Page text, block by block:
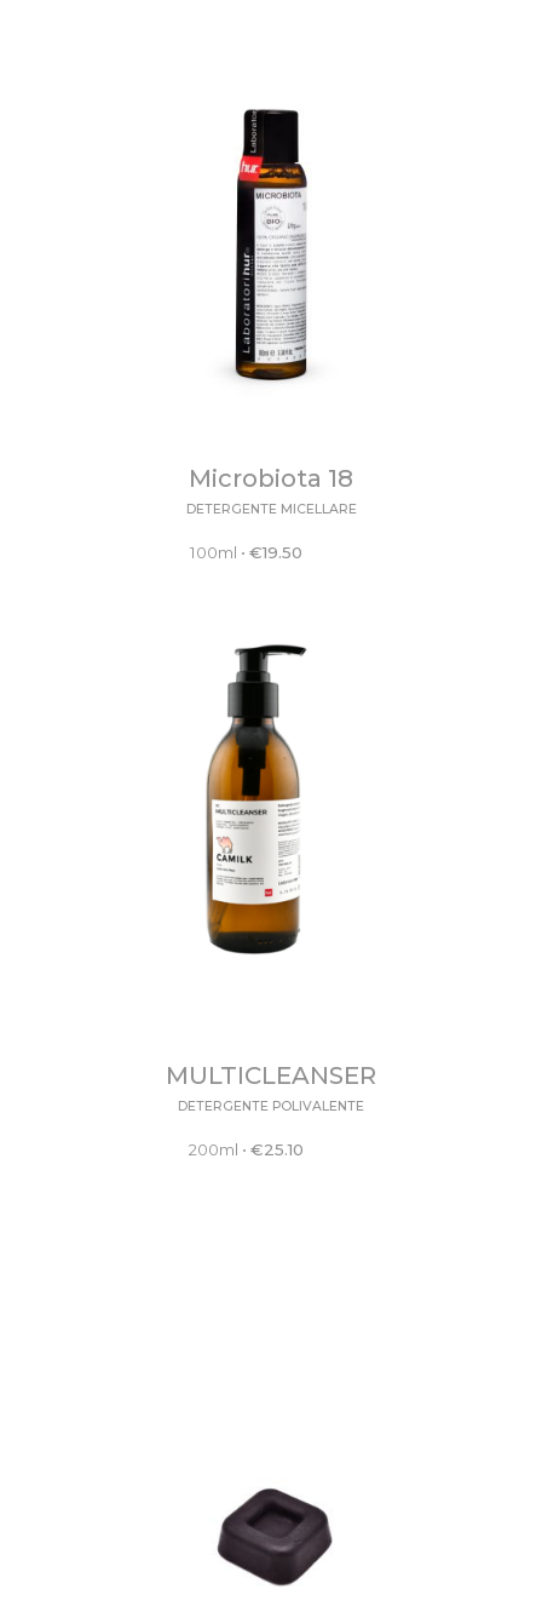
Microbiota 18
DETERGENTE MICELLARE
100ml •€19.50
MULTICLEANSER
DETERGENTE POLIVALENTE
200ml •€25.10